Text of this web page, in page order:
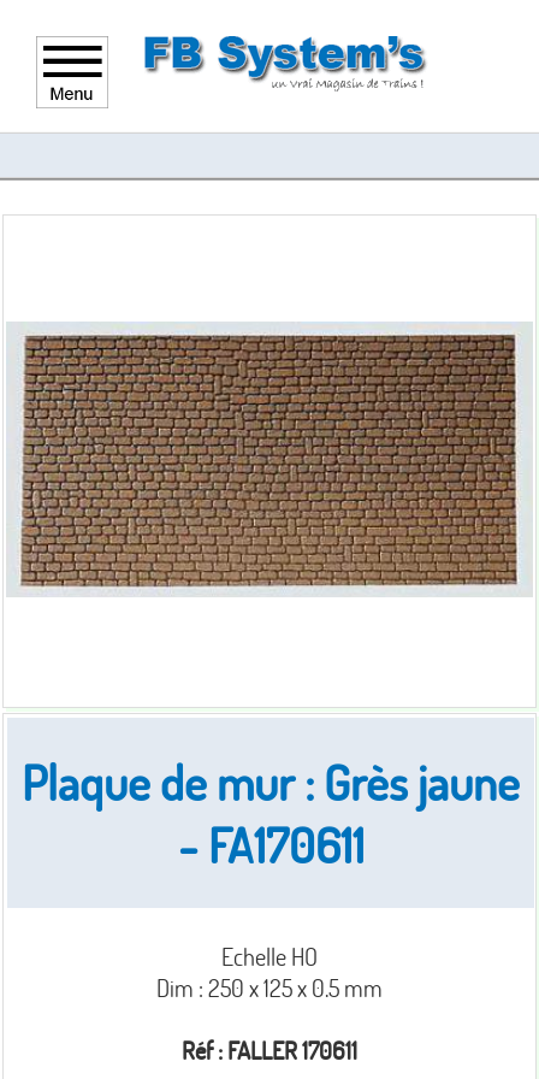
Plaque de mur : Grès jaune
- FA170611
Echelle HO
Dim : 250 x 125 x 0.5 mm
Réf : FALLER 170611